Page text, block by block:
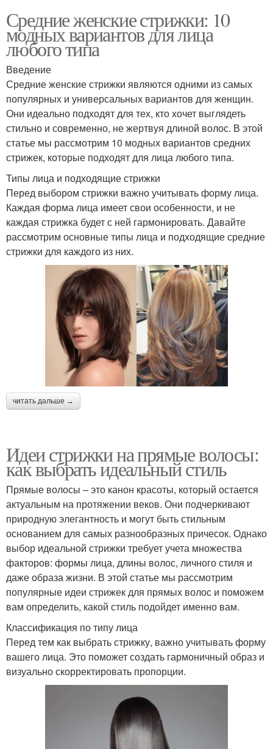
Средние женские стрижки: 10
модных вариантов для лица
любого типа
Введение
Средние женские стрижки являются одними из самых
популярных и универсальных вариантов для женщин.
Они идеально подходят для тех, кто хочет выглядеть
стильно и современно, не жертвуя длиной волос. В этой
статье мы рассмотрим 10 модных вариантов средних
стрижек, которые подходят для лица любого типа.
Типы лица и подходящие стрижки
Перед выбором стрижки важно учитывать форму лица.
Каждая форма лица имеет свои особенности, и не
каждая стрижка будет с ней гармонировать. Давайте
рассмотрим основные типы лица и подходящие средние
стрижки для каждого из них.
читать дальше →
Идеи стрижки на прямые волосы:
как выбрать идеальный стиль
Прямые волосы – это канон красоты, который остается
актуальным на протяжении веков. Они подчеркивают
природную элегантность и могут быть стильным
основанием для самых разнообразных причесок. Однако
выбор идеальной стрижки требует учета множества
факторов: формы лица, длины волос, личного стиля и
даже образа жизни. В этой статье мы рассмотрим
популярные идеи стрижек для прямых волос и поможем
вам определить, какой стиль подойдет именно вам.
Классификация по типу лица
Перед тем как выбрать стрижку, важно учитывать форму
вашего лица. Это поможет создать гармоничный образ и
визуально скорректировать пропорции.